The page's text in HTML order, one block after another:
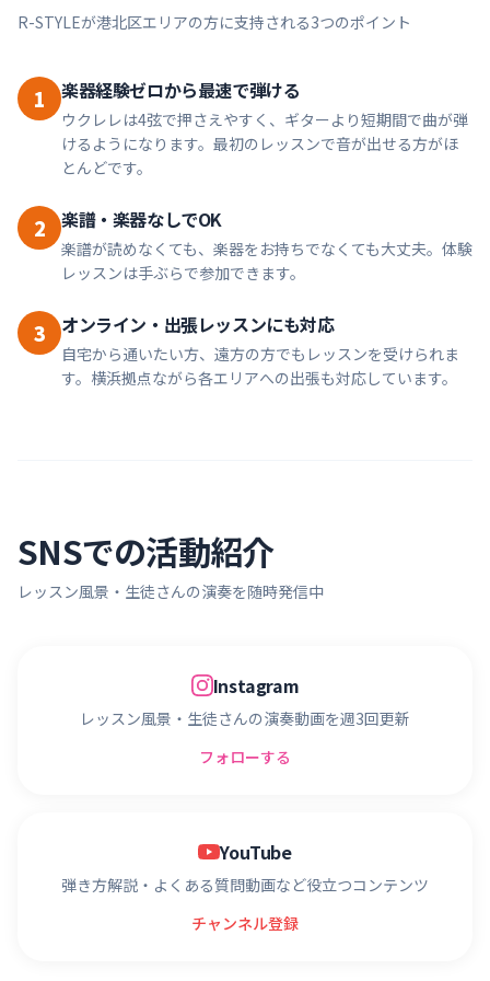
R-STYLEが港北区エリアの方に支持される3つのポイント
1 楽器経験ゼロから最速で弾ける
ウクレレは4弦で押さえやすく、ギターより短期間で曲が弾
けるようになります。最初のレッスンで音が出せる方がほ
とんどです。
2 楽譜・楽器なしでOK
楽譜が読めなくても、楽器をお持ちでなくても大丈夫。体験
レッスンは手ぶらで参加できます。
3 オンライン・出張レッスンにも対応
自宅から通いたい方、遠方の方でもレッスンを受けられま
す。横浜拠点ながら各エリアへの出張も対応しています。
SNSでの活動紹介
レッスン風景・生徒さんの演奏を随時発信中
Instagram
レッスン風景・生徒さんの演奏動画を週3回更新
フォローする
YouTube
弾き方解説・よくある質問動画など役立つコンテンツ
チャンネル登録